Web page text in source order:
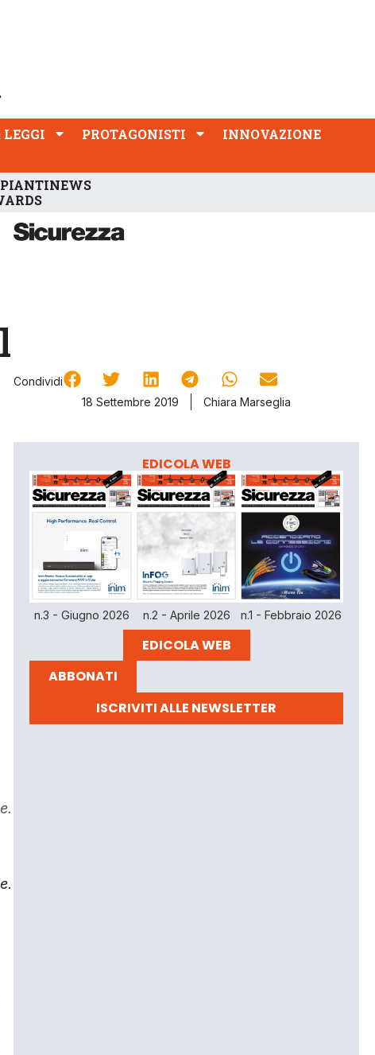
LEGGI PROTAGONISTI
INNOVAZIONE
Condividi
18 Settembre 2019
Chiara Marseglia
EDICOLA WEB
n.3 - Giugno 2026 n.2 - Aprile 2026 n.1 - Febbraio 2026
EDICOLA WEB
ABBONATI
ISCRIVITI ALLE NEWSLETTER